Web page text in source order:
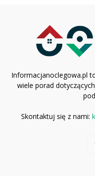
Informacjanoclegowa.pl
wiele porad
Skontaktuj się z nami: